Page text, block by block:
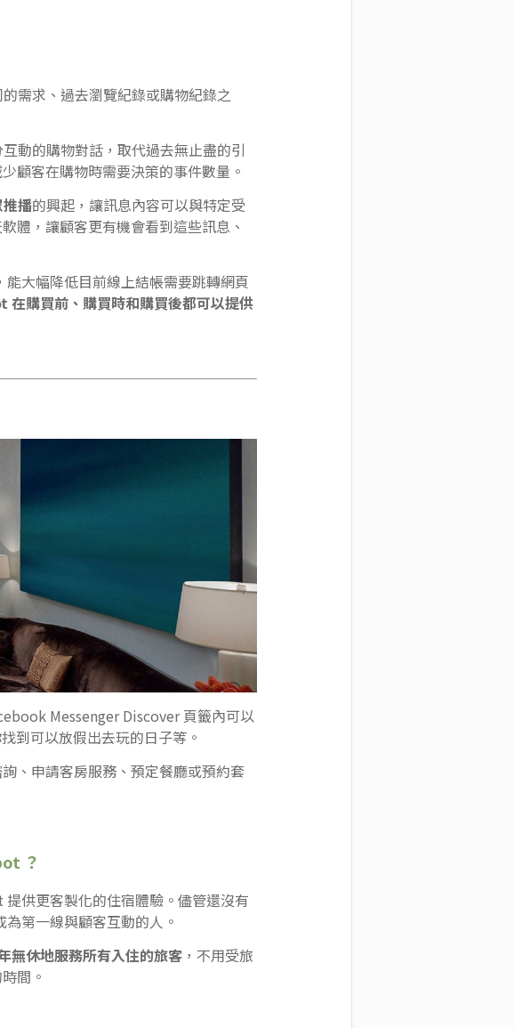
需求、過去瀏覽紀錄或購物紀錄之
動的購物對話，取代過去無止盡的引
顧客在購物時需要決策的事件數量。
播的興起，讓訊息內容可以與特定受
體，讓顧客更有機會看到這些訊息、
大幅降低目前線上結帳需要跳轉網頁
購買前、購買時和購買後都可以提供
Messenger Discover 頁籤內可以
到可以放假出去玩的日子等。
、申請客房服務、預定餐廳或預約套
？
供更客製化的住宿體驗。儘管還沒有
第一線與顧客互動的人。
休地服務所有入住的旅客，不用受旅
間。